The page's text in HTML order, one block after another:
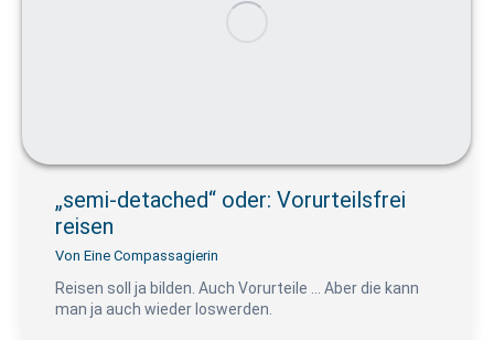
„semi-detached“ oder: Vorurteilsfrei
reisen
Von Eine Compassagierin
Reisen soll ja bilden. Auch Vorurteile … Aber die kann
man ja auch wieder loswerden.